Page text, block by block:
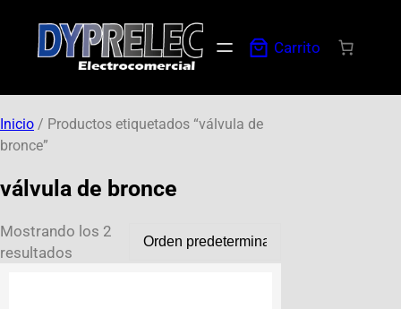
Carrito
Inicio / Productos etiquetados “válvula de
bronce”
válvula de bronce
Mostrando los 2
resultados